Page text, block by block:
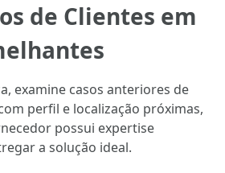
de Clientes em
examine casos anteriores de
perfil e localização próximas,
possui expertise
a solução ideal.